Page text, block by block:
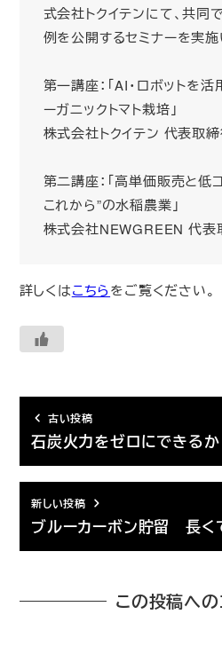
式会社トクイテンにて、共同
例を公開するセミナーを実施
第一講座：「AI・ロボットを
ーガニックトマト栽培」
株式会社トクイテン 代表取
第二講座：「高単価販売と低
これから”の水稲農業」
株式会社NEWGREEN 代表
詳しくはこちらをご覧ください。
古い投稿
石炭火力をゼロにできるか
新しい投稿
ブルーカーボン貯留 長
この投稿への